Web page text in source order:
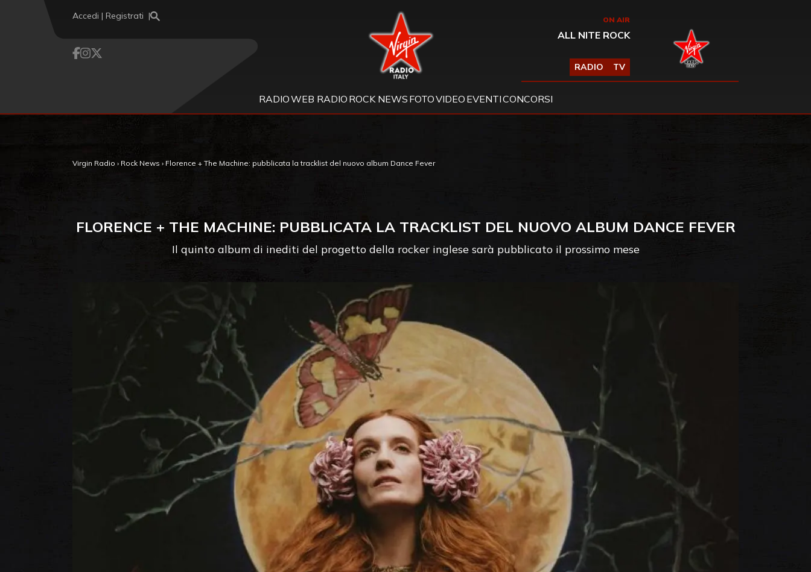
Accedi | Registrati Virgin Radio ON AIR
ALL NITE ROCK
RADIO TV
RADIOWEB RADIO ROCK NEWS FOTOVIDEO EVENTICONCORSI
Virgin Radio › Rock News › Florence + The Machine: pubblicata la tracklist del nuovo album Dance Fever
FLORENCE + THE MACHINE: PUBBLICATA LA TRACKLIST DEL NUOVO ALBUM DANCE FEVER
Il quinto album di inediti del progetto della rocker inglese sarà pubblicato il prossimo mese